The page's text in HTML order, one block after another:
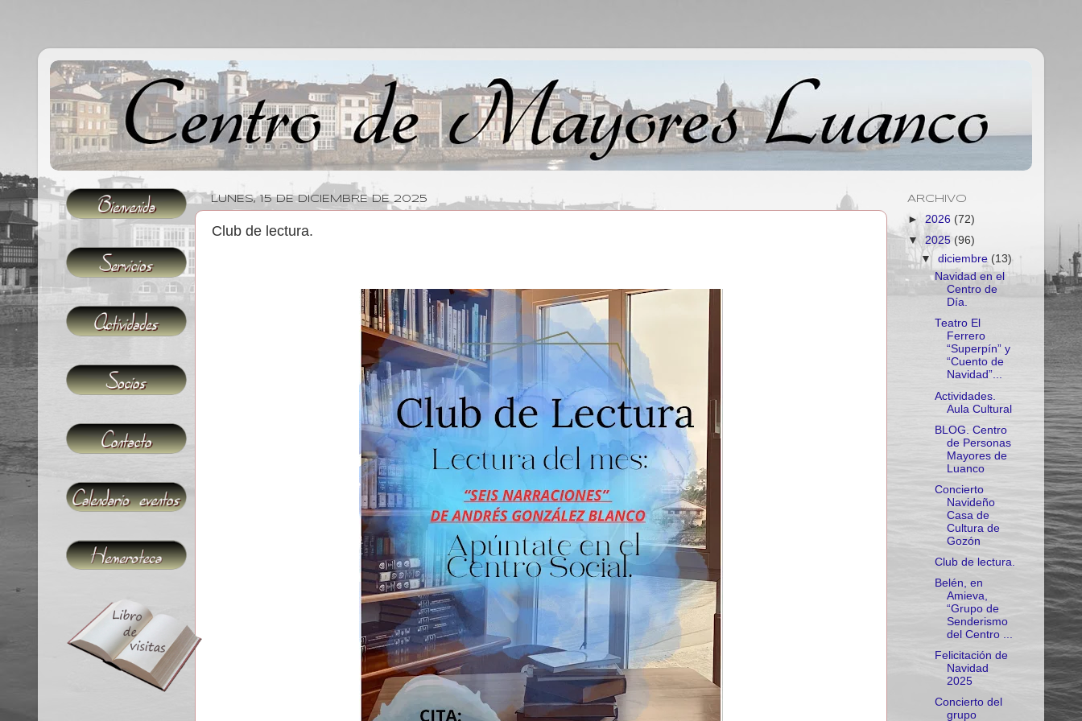
LUNES, 15 DE DICIEMBRE DE 2025
Club de lectura.
ARCHIVO
► 2026 (72)
▼ 2025 (96)
▼diciembre (13)
Navidad en el
Centro de
Día.
Teatro El
Ferrero
“Superpín” y
“Cuento de
Navidad”...
Actividades.
Aula Cultural
BLOG. Centro
de Personas
Mayores de
Luanco
Concierto
Navideño
Casa de
Cultura de
Gozón
Club de lectura.
Belén, en
Amieva,
“Grupo de
Senderismo
del Centro ...
Felicitación de
Navidad
2025
Concierto del
grupo